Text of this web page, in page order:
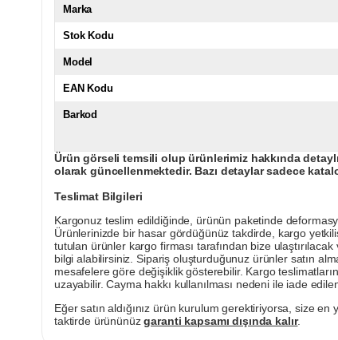
Marka
Stok Kodu
Model
EAN Kodu
Barkod
Ürün görseli temsili olup ürünlerimiz hakkında
olarak güncellenmektedir. Bazı detaylar sadece
Teslimat Bilgileri
Kargonuz teslim edildiğinde, ürünün paketinde
Ürünlerinizde bir hasar gördüğünüz takdirde, kargo
tutulan ürünler kargo firması tarafından bize
bilgi alabilirsiniz. Sipariş oluşturduğunuz ürünler satın
mesafelere göre değişiklik gösterebilir. Kargo
uzayabilir. Cayma hakkı kullanılması nedeni ile iade
Eğer satın aldığınız ürün kurulum gerektiriyorsa, size
taktirde ürününüzgaranti kapsamı dışında kalır.